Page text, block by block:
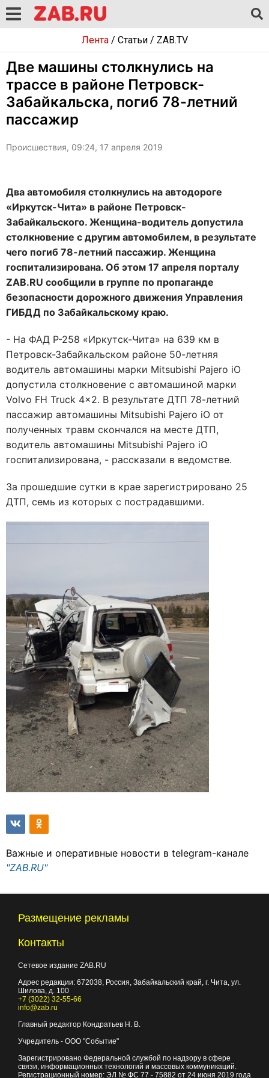
Лента/ Статьи/ ZAB.TV
Две машины столкнулись на
трассе в районе Петровск-
Забайкальска, погиб 78-летний
пассажир
Происшествия, 09:24, 17 апреля 2019
Два автомобиля столкнулись на автодороге
«Иркутск-Чита» в районе Петровск-
Забайкальского. Женщина-водитель допустила
столкновение с другим автомобилем, в результате
чего погиб 78-летний пассажир. Женщина
госпитализирована. Об этом 17 апреля порталу
ZAB.RU сообщили в группе по пропаганде
безопасности дорожного движения Управления
ГИБДД по Забайкальскому краю.
- На ФАД Р-258 «Иркутск-Чита» на 639 км в
Петровск-Забайкальском районе 50-летняя
водитель автомашины марки Mitsubishi Pajero iO
допустила столкновение с автомашиной марки
Volvo FH Truck 4x2. В результате ДТП 78-летний
пассажир автомашины Mitsubishi Pajero iO от
полученных травм скончался на месте ДТП,
водитель автомашины Mitsubishi Pajero iO
госпитализирована, - рассказали в ведомстве.
За прошедшие сутки в крае зарегистрировано 25
ДТП, семь из которых с пострадавшими.
Важные и оперативные новости в telegram-канале
"ZAB.RU"
Размещение рекламы
Контакты
Сетевое издание ZAB.RU
Адрес редакции: 672038, Россия, Забайкальский край, г. Чита, ул.
Шилова, д. 100
+7 (3022) 32-55-66
info@zab.ru
Главный редактор Кондратьев Н. В.
Учредитель - ООО "Событие"
Зарегистрировано Федеральной службой по надзору в сфере
связи, информационных технологий и массовых коммуникаций.
Регистрационный номер: ЭЛ № ФС 77 - 75882 от 24 июня 2019 года